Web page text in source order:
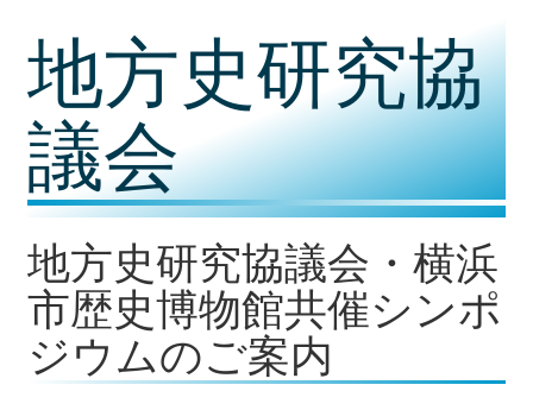
地方史研究協
議会
地方史研究協議会・横浜
市歴史博物館共催シンポ
ジウムのご案内